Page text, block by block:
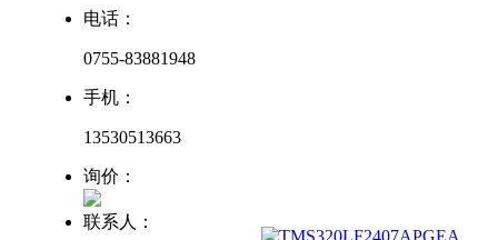
电话：
0755-83881948
手机：
13530513663
询价：
联系人：